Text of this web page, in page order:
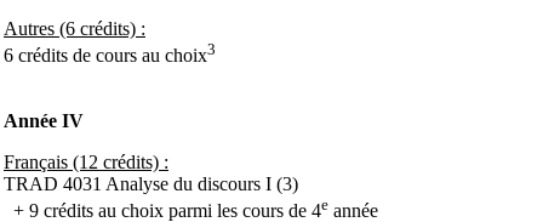
Autres (6 crédits) :
6 crédits de cours au choix3
Année IV
Français (12 crédits) :
TRAD 4031 Analyse du discours I (3)
+ 9 crédits au choix parmi les cours de 4e année